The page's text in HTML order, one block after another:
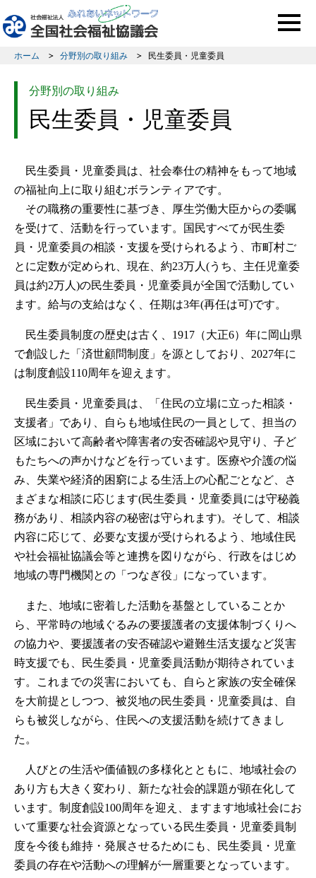
このページの本文へ移動
ホーム 分野別の取り組み 民生委員・児童委員
分野別の取り組み
民生委員・児童委員
民生委員・児童委員は、社会奉仕の精神をもって地域
の福祉向上に取り組むボランティアです。
その職務の重要性に基づき、厚生労働大臣からの委嘱
を受けて、活動を行っています。国民すべてが民生委
員・児童委員の相談・支援を受けられるよう、市町村ご
とに定数が定められ、現在、約23万人(うち、主任児童委
員は約2万人)の民生委員・児童委員が全国で活動してい
ます。給与の支給はなく、任期は3年(再任は可)です。
民生委員制度の歴史は古く、1917（大正6）年に岡山県
で創設した「済世顧問制度」を源としており、2027年に
は制度創設110周年を迎えます。
民生委員・児童委員は、「住民の立場に立った相談・
支援者」であり、自らも地域住民の一員として、担当の
区域において高齢者や障害者の安否確認や見守り、子ど
もたちへの声かけなどを行っています。医療や介護の悩
み、失業や経済的困窮による生活上の心配ごとなど、さ
まざまな相談に応じます(民生委員・児童委員には守秘義
務があり、相談内容の秘密は守られます)。そして、相談
内容に応じて、必要な支援が受けられるよう、地域住民
や社会福祉協議会等と連携を図りながら、行政をはじめ
地域の専門機関との「つなぎ役」になっています。
また、地域に密着した活動を基盤としていることか
ら、平常時の地域ぐるみの要援護者の支援体制づくりへ
の協力や、要援護者の安否確認や避難生活支援など災害
時支援でも、民生委員・児童委員活動が期待されていま
す。これまでの災害においても、自らと家族の安全確保
を大前提としつつ、被災地の民生委員・児童委員は、自
らも被災しながら、住民への支援活動を続けてきまし
た。
人びとの生活や価値観の多様化とともに、地域社会の
あり方も大きく変わり、新たな社会的課題が顕在化して
います。制度創設100周年を迎え、ますます地域社会にお
いて重要な社会資源となっている民生委員・児童委員制
度を今後も維持・発展させるためにも、民生委員・児童
委員の存在や活動への理解が一層重要となっています。